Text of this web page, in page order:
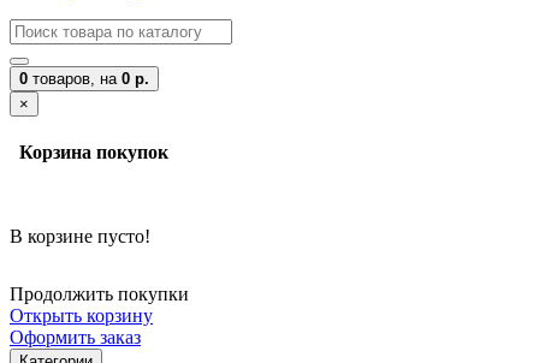
0 товаров, на 0 р.
×
Корзина покупок
В корзине пусто!
Продолжить покупки
Открыть корзину
Оформить заказ